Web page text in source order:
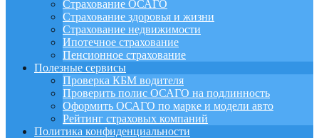
Страхование ОСАГО
Страхование здоровья и жизни
Страхование недвижимости
Ипотечное страхование
Пенсионное страхование
Полезные сервисы
Проверка КБМ водителя
Проверить полис ОСАГО на подлинность
Оформить ОСАГО по марке и модели авто
Рейтинг страховых компаний
Политика конфиденциальности